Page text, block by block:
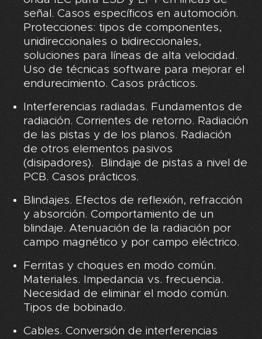
señal. Casos específicos en automoción.
Protecciones: tipos de componentes,
unidireccionales o bidireccionales,
soluciones para líneas de alta velocidad.
Uso de técnicas software para mejorar el
endurecimiento. Casos prácticos.
Interferencias radiadas. Fundamentos de
radiación. Corrientes de retorno. Radiación
de las pistas y de los planos. Radiación
de otros elementos pasivos
(disipadores). Blindaje de pistas a nivel de
PCB. Casos prácticos.
Blindajes. Efectos de reflexión, refracción
y absorción. Comportamiento de un
blindaje. Atenuación de la radiación por
campo magnético y por campo eléctrico.
Ferritas y choques en modo común.
Materiales. Impedancia vs. frecuencia.
Necesidad de eliminar el modo común.
Tipos de bobinado.
Cables. Conversión de interferencias